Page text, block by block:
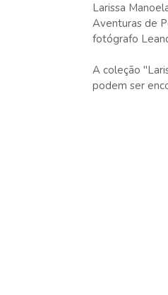
Larissa
Aventuras de
fotógrafo
A coleção
podem ser